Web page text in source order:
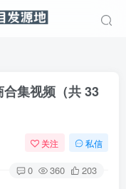
集视频（共 33
关注 私信
0 360 203